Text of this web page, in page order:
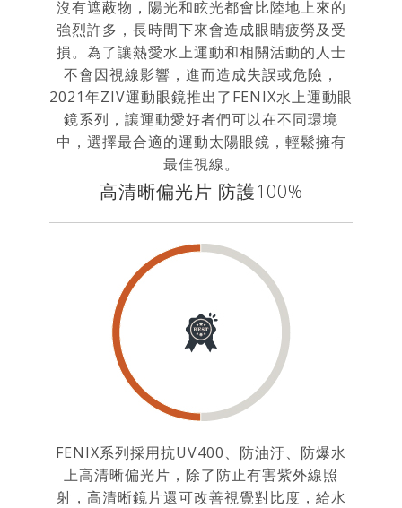
沒有遮蔽物，陽光和眩光都會比陸地上來的
強烈許多，長時間下來會造成眼睛疲勞及受
損。為了讓熱愛水上運動和相關活動的人士
不會因視線影響，進而造成失誤或危險，
2021年ZIV運動眼鏡推出了FENIX水上運動眼
鏡系列，讓運動愛好者們可以在不同環境
中，選擇最合適的運動太陽眼鏡，輕鬆擁有
最佳視線。
高清晰偏光片 防護100%
FENIX系列採用抗UV400、防油汙、防爆水
上高清晰偏光片，除了防止有害紫外線照
射，高清晰鏡片還可改善視覺對比度，給水